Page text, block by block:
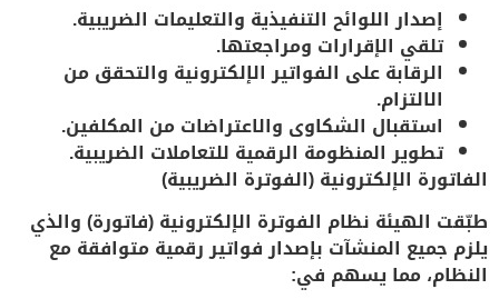
إصدار اللوائح التنفيذية والتعليمات الضريبية.
تلقي الإقرارات ومراجعتها.
الرقابة على الفواتير الإلكترونية والتحقق من
الالتزام.
استقبال الشكاوى والاعتراضات من المكلفين.
تطوير المنظومة الرقمية للتعاملات الضريبية.
الفاتورة الإلكترونية (الفوترة الضريبية)
طبّقت الهيئة نظام الفوترة الإلكترونية (فاتورة)والذي
يلزم جميع المنشآت بإصدار فواتير رقمية متوافقة مع
النظام، مما يسهم في: